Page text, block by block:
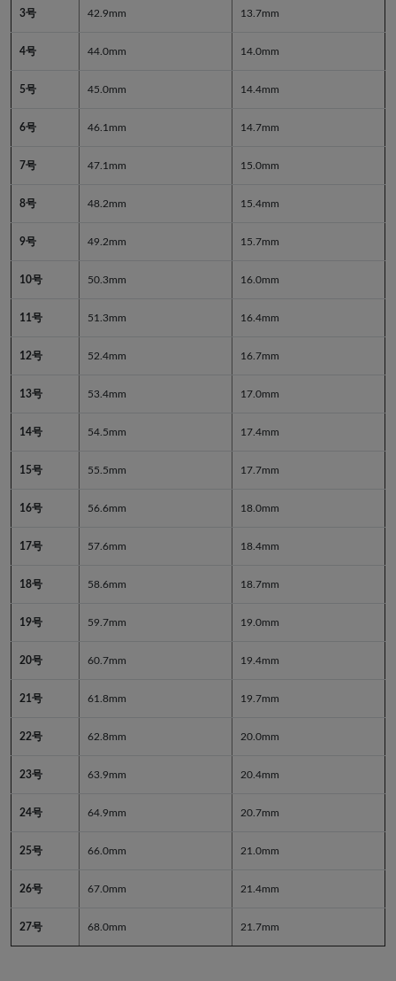
3号 42.9mm 13.7mm
4号 44.0mm 14.0mm
5号 45.0mm 14.4mm
6号 46.1mm 14.7mm
7号 47.1mm 15.0mm
8号 48.2mm 15.4mm
9号 49.2mm 15.7mm
10号 50.3mm 16.0mm
11号 51.3mm 16.4mm
12号 52.4mm 16.7mm
13号 53.4mm 17.0mm
14号 54.5mm 17.4mm
15号 55.5mm 17.7mm
16号 56.6mm 18.0mm
17号 57.6mm 18.4mm
18号 58.6mm 18.7mm
19号 59.7mm 19.0mm
20号 60.7mm 19.4mm
21号 61.8mm 19.7mm
22号 62.8mm 20.0mm
23号 63.9mm 20.4mm
24号 64.9mm 20.7mm
25号 66.0mm 21.0mm
26号 67.0mm 21.4mm
27号 68.0mm 21.7mm